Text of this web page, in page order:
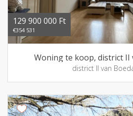
129 900 000 Ft
€354 531
Woning te koop, district II
district II van